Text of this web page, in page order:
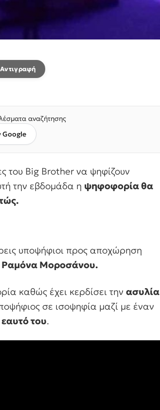
Αντιγραφή
αναζήτησης
Google
του Big Brother να ψηφίζουν
την εβδομάδα η ψηφοφορία θα
υποψήφιοι προς αποχώρηση
Ραμόνα Μοροσάνου.
καθώς έχει κερδίσει την ασυλία
σε ισοψηφία μαζί με έναν
του.